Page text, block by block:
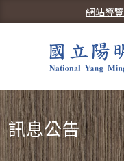
網站導覽
訊息公告